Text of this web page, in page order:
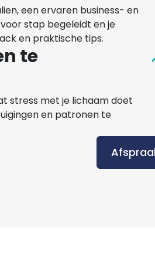
een ervaren business- en
stap begeleidt en je
en praktische tips.
te
stress met je lichaam doet
en patronen te